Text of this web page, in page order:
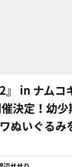
』 in ナムコ
決定！幼少
ぬいぐるみ